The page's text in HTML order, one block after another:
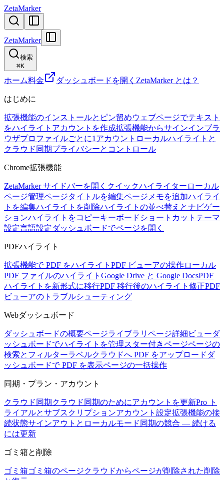
ZetaMarker
ZetaMarker
検索
⌘K
ホーム料金 ダッシュボードを開く ZetaMarker とは？
はじめに
拡張機能のインストールとピン留めウェブページでテキスト
をハイライト アカウントを作成拡張機能からサインインブラ
ウザプロファイルごとに1アカウント ローカルハイライトと
クラウド同期プライバシーとコントロール
Chrome拡張機能
ZetaMarker サイドバーを開く クイックハイライター ローカル
ページ管理ページタイトルを編集ページメモを追加ハイライ
トを編集ハイライトを削除ハイライトの並べ替えとナビゲー
ションハイライトをコピーキーボードショートカット テーマ
設定言語設定ダッシュボードでページを開く
PDFハイライト
拡張機能で PDF をハイライト PDF ビューアの操作ローカル
PDF ファイルのハイライト Google Drive と Google DocsPDF
ハイライトを新形式に移行PDF 移行後のハイライト修正PDF
ビューアのトラブルシューティング
Webダッシュボード
ダッシュボードの概要ページライブラリ ページ詳細ビューダ
ッシュボードでハイライトを管理スター付きページページの
検索とフィルターラベルクラウドへ PDF をアップロード ダ
ッシュボードで PDF を表示ページの一括操作
同期・プラン・アカウント
クラウド同期 クラウド同期のためにアカウントを更新Pro ト
ライアルとサブスクリプションアカウント設定拡張機能の接
続状態サインアウトとローカルモード 同期の競合 — 続ける
には更新
ゴミ箱と削除
ゴミ箱ゴミ箱のページクラウドからページが削除された削除